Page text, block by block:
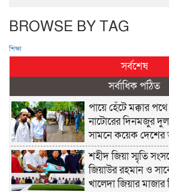
BROWSE BY TAG
শিক্ষা
সর্বশেষ
সর্বাধিক পঠিত
পায়ে হেঁটে মক্কার
নাটোরের দিনমজুর
সামনে কয়েক দেশের
শহীদ জিয়া স্মৃতি
জিয়াউর রহমান ও
খালেদা জিয়ার